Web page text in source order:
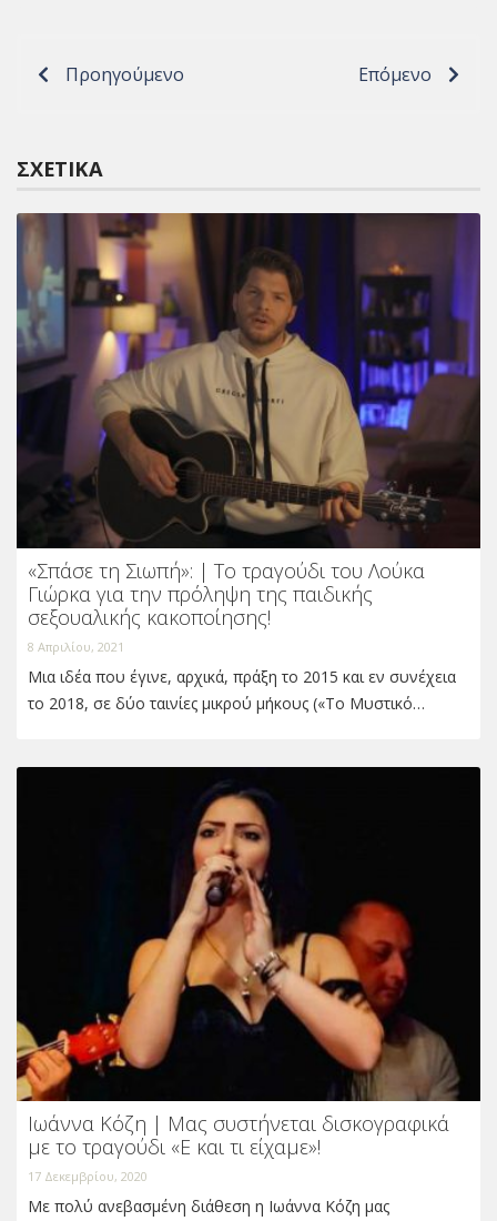
Προηγούμενο Επόμενο
ΣΧΕΤΙΚΆ
«Σπάσε τη Σιωπή»: | Το τραγούδι του Λούκα
Γιώρκα για την πρόληψη της παιδικής
σεξουαλικής κακοποίησης!
8 Απριλίου, 2021
Μια ιδέα που έγινε, αρχικά, πράξη το 2015 και εν συνέχεια
το 2018, σε δύο ταινίες μικρού μήκους («Το Μυστικό…
Ιωάννα Κόζη | Μας συστήνεται δισκογραφικά
με το τραγούδι «Ε και τι είχαμε»!
17 Δεκεμβρίου, 2020
Με πολύ ανεβασμένη διάθεση η Ιωάννα Κόζη μας